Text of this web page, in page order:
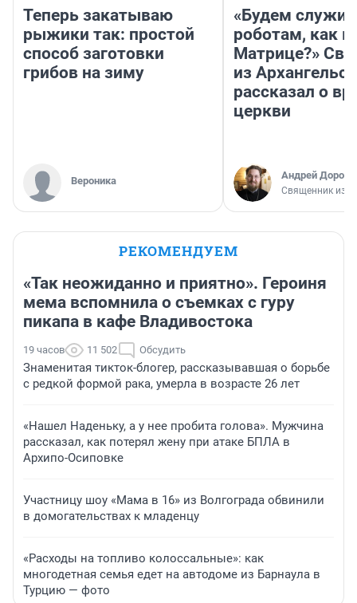
Теперь закатываю
рыжики так: простой
способ заготовки
грибов на зиму
Вероника
«Будем
роботам, как в
Матрице?»
из
рассказал о
церкви
Андрей
Священник из
РЕКОМЕНДУЕМ
«Так неожиданно и приятно». Героиня
мема вспомнила о съемках с гуру
пикапа в кафе Владивостока
19 часов 11 502 Обсудить
Знаменитая тикток-блогер, рассказывавшая о борьбе
с редкой формой рака, умерла в возрасте 26 лет
«Нашел Наденьку, а у нее пробита голова». Мужчина
рассказал, как потерял жену при атаке БПЛА в
Архипо-Осиповке
Участницу шоу «Мама в 16» из Волгограда обвинили
в домогательствах к младенцу
«Расходы на топливо колоссальные»: как
многодетная семья едет на автодоме из Барнаула в
Турцию — фото